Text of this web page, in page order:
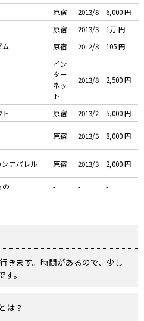
原宿 2013/8
6,000 円
原宿 2013/3
1万 円
ム 原宿 2012/8 105 円
イン
ター
ネッ
ト
2013/8 2,500 円
ト 原宿 2013/2
5,000 円
原宿 2013/5 8,000 円
ンアパレル 原宿 2013/3 2,000 円
の - - -
きます。時間があるので、少し
。
は？